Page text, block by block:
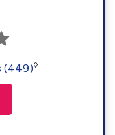
(449)◊